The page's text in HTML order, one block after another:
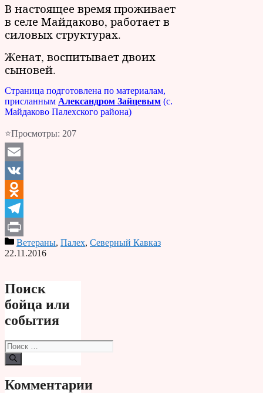
В настоящее время проживает
в селе Майдаково, работает в
силовых структурах.
Женат, воспитывает двоих
сыновей.
Страница подготовлена по материалам,
присланным Александром Зайцевым (с.
Майдаково Палехского района)
⭐Просмотры: 207
Email
VK
Odnoklassniki
Telegram
PrintВетераны, Палех, Северный Кавказ
22.11.2016
Поиск
бойца или
события
Поиск:
Комментарии